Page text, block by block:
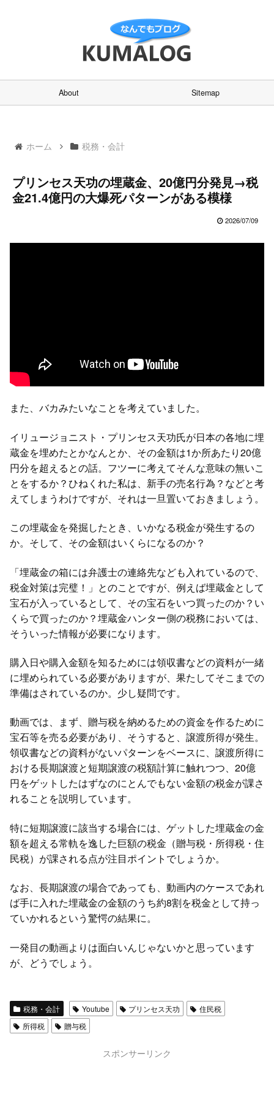
About Sitemap
ホーム 税務・会計
プリンセス天功の埋蔵金、20億円分発見→税
金21.4億円の大爆死パターンがある模様
2026/07/09
また、バカみたいなことを考えていました。
イリュージョニスト・プリンセス天功氏が日本の各地に埋
蔵金を埋めたとかなんとか、その金額は1か所あたり20億
円分を超えるとの話。フツーに考えてそんな意味の無いこ
とをするか？ひねくれた私は、新手の売名行為？などと考
えてしまうわけですが、それは一旦置いておきましょう。
この埋蔵金を発掘したとき、いかなる税金が発生するの
か。そして、その金額はいくらになるのか？
「埋蔵金の箱には弁護士の連絡先なども入れているので、
税金対策は完璧！」とのことですが、例えば埋蔵金として
宝石が入っているとして、その宝石をいつ買ったのか？い
くらで買ったのか？埋蔵金ハンター側の税務においては、
そういった情報が必要になります。
購入日や購入金額を知るためには領収書などの資料が一緒
に埋められている必要がありますが、果たしてそこまでの
準備はされているのか。少し疑問です。
動画では、まず、贈与税を納めるための資金を作るために
宝石等を売る必要があり、そうすると、譲渡所得が発生。
領収書などの資料がないパターンをベースに、譲渡所得に
おける長期譲渡と短期譲渡の税額計算に触れつつ、20億
円をゲットしたはずなのにとんでもない金額の税金が課さ
れることを説明しています。
特に短期譲渡に該当する場合には、ゲットした埋蔵金の金
額を超える常軌を逸した巨額の税金（贈与税・所得税・住
民税）が課される点が注目ポイントでしょうか。
なお、長期譲渡の場合であっても、動画内のケースであれ
ば手に入れた埋蔵金の金額のうち約8割を税金として持っ
ていかれるという驚愕の結果に。
一発目の動画よりは面白いんじゃないかと思っています
が、どうでしょう。
税務・会計 Youtube プリンセス天功
住民税
所得税
贈与税
スポンサーリンク